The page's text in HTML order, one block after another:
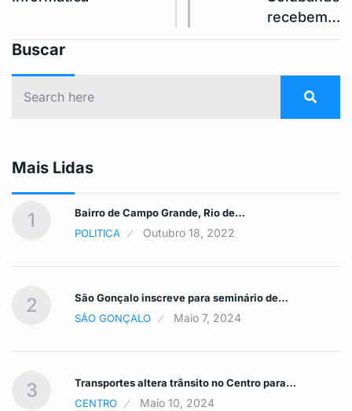
recebem…
Buscar
Mais Lidas
1
Bairro de Campo Grande, Rio de…
POLITICA
Outubro 18, 2022
2
São Gonçalo inscreve para seminário de…
SÃO GONÇALO
Maio 7, 2024
3
Transportes altera trânsito no Centro para…
CENTRO
Maio 10, 2024